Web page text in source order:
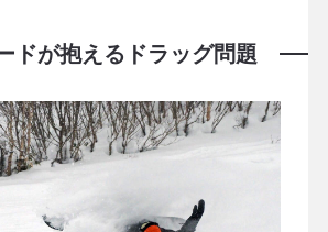
ドが抱えるドラッグ問題